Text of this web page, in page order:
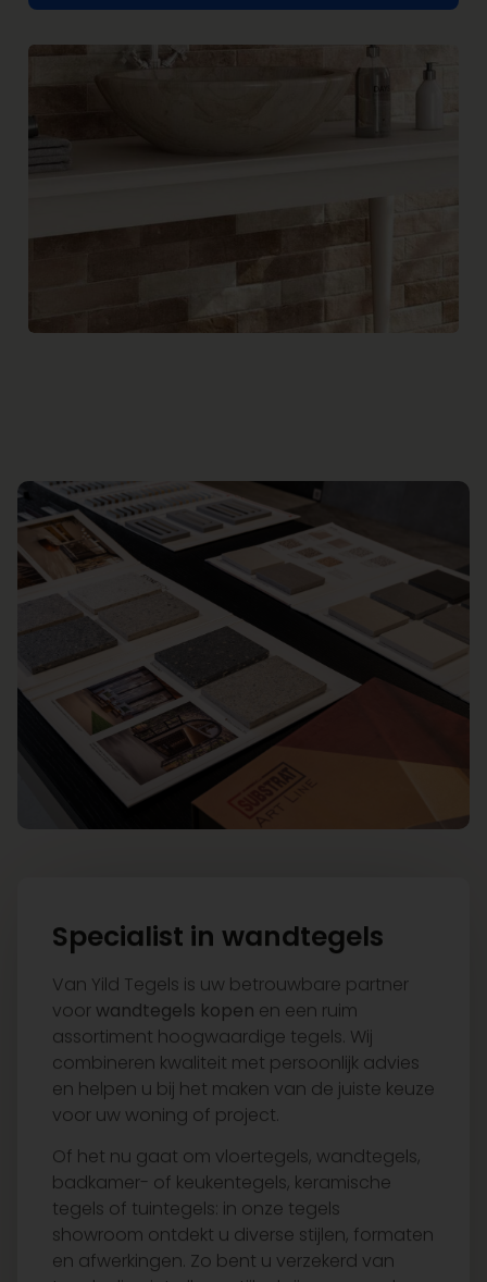
voorwandtegels kopenen een ruim
combineren kwaliteit met persoonlijk advies
en helpen u bij het maken van de juiste keuze
voor uw woning of project.
Of het nu gaat om vloertegels, wandtegels,
badkamer- of keukentegels, keramische
showroom ontdekt u diverse stijlen, formaten
en afwerkingen. Zo bent u verzekerd van
tegels die niet alleen stijlvol zijn, maar ook
duurzaam en praktisch in gebruik.